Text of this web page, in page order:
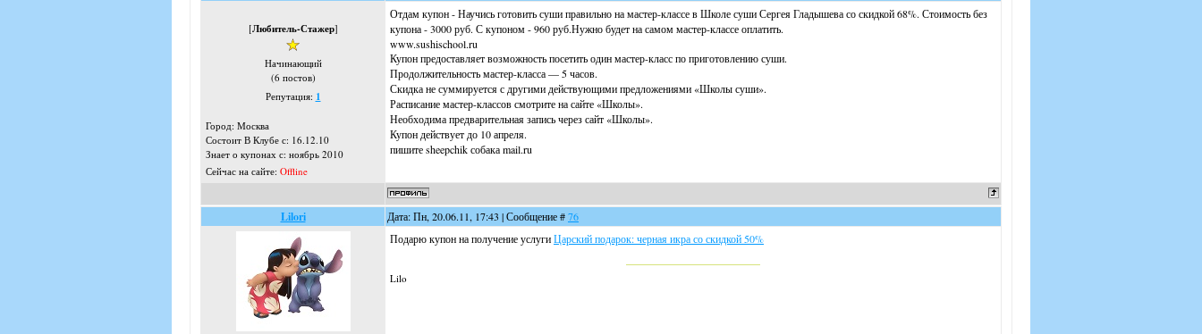
[Любитель-Стажер]
Начинающий
(6 постов)
Репутация: 1
Город: Москва
Состоит В Клубе с: 16.12.10
Знает о купонах с: ноябрь 2010
Сейчас на сайте: Offline
Отдам купон - Научись готовить суши правильно на мастер-классе в Школе суши Сергея Гладышева со скидкой 68%. Стоимость без
купона - 3000 руб. С купоном - 960 руб.Нужно будет на самом мастер-классе оплатить.
www.sushischool.ru
Купон предоставляет возможность посетить один мастер-класс по приготовлению суши.
Продолжительность мастер-класса — 5 часов.
Скидка не суммируется с другими действующими предложениями «Школы суши».
Расписание мастер-классов смотрите на сайте «Школы».
Необходима предварительная запись через сайт «Школы».
Купон действует до 10 апреля.
пишите sheepchik собака mail.ru
Lilori Дата: Пн, 20.06.11, 17:43 | Сообщение #76
Подарю купон на получение услугиЦарский подарок: черная икра со скидкой 50%
Lilo